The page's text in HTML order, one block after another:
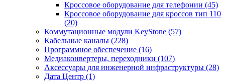
Кроссовое оборудование для телефонии (45)
Кроссовое оборудование для кроссов тип 110
(20)
Коммутационные модули KeyStone (57)
Кабельные каналы (228)
Программное обеспечение (16)
Медиаконвертеры, переходники (107)
Аксессуары для инженерной инфраструктуры (28)
Дата Центр (1)